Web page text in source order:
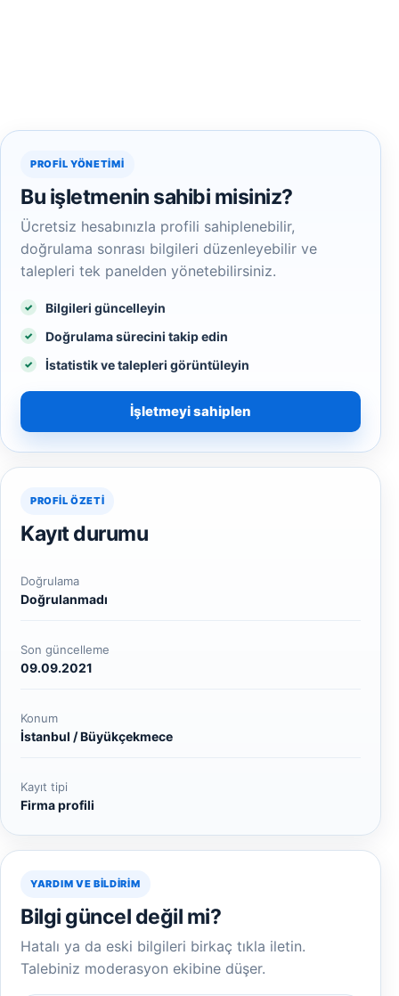
PROFIL YÖNETIMI
Bu işletmenin sahibi misiniz?
Ücretsiz hesabınızla profili sahiplenebilir,
doğrulama sonrası bilgileri düzenleyebilir ve
talepleri tek panelden yönetebilirsiniz.
Bilgileri güncelleyin
Doğrulama sürecini takip edin
İstatistik ve talepleri görüntüleyin
İşletmeyi sahiplen
PROFIL ÖZETI
Kayıt durumu
Doğrulama
Doğrulanmadı
Son güncelleme
09.09.2021
Konum
İstanbul / Büyükçekmece
Kayıt tipi
Firma profili
YARDIM VE BILDIRIM
Bilgi güncel değil mi?
Hatalı ya da eski bilgileri birkaç tıkla iletin.
Talebiniz moderasyon ekibine düşer.